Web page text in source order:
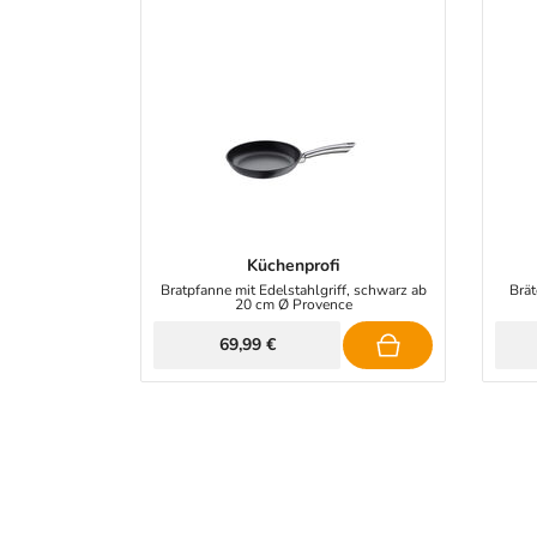
Küchenprofi
Bratpfanne mit Edelstahlgriff, schwarz ab
20 cm Ø Provence
69,99 €